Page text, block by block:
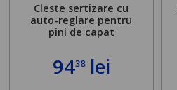
Cleste sertizare cu
auto-reglare pentru
pini de capat
9438lei